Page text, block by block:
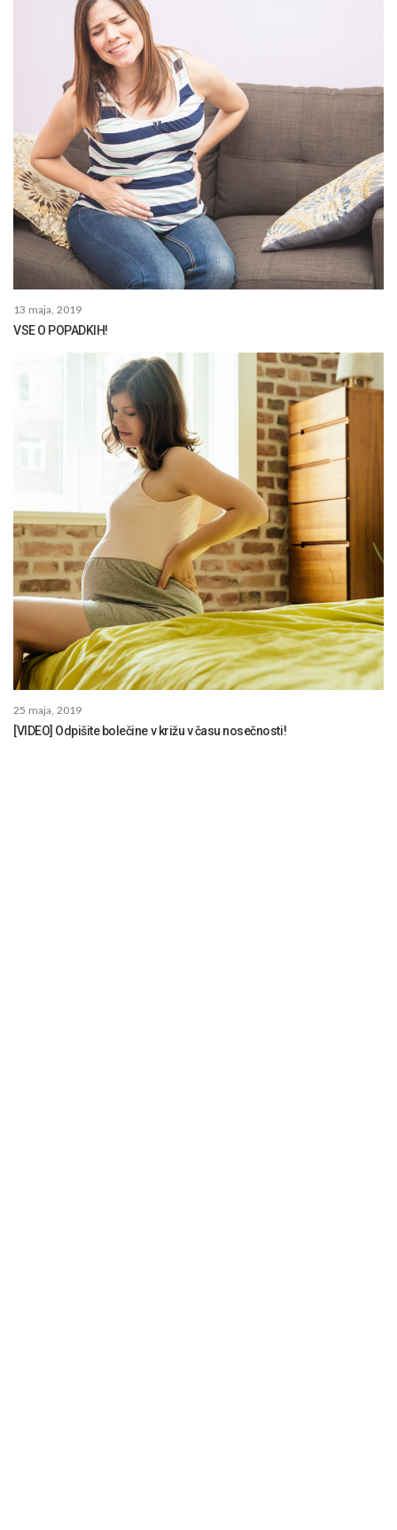
13 maja, 2019
VSE O POPADKIH!
25 maja, 2019
[VIDEO] Odpišite bolečine v križu v času nosečnosti!